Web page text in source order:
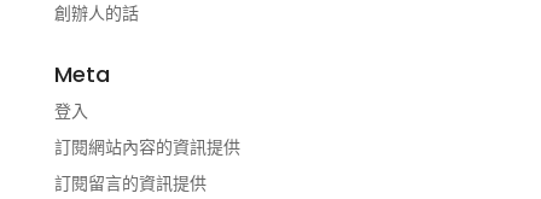
創辦人的話
Meta
登入
訂閱網站內容的資訊提供
訂閱留言的資訊提供